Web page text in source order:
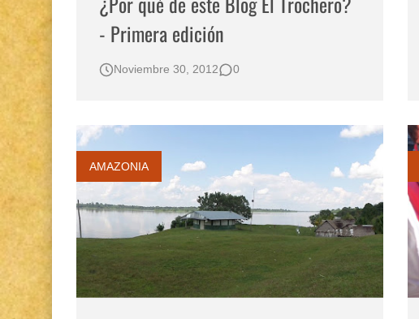
- Primera edición
Noviembre 30, 2012 0
AMAZONIA